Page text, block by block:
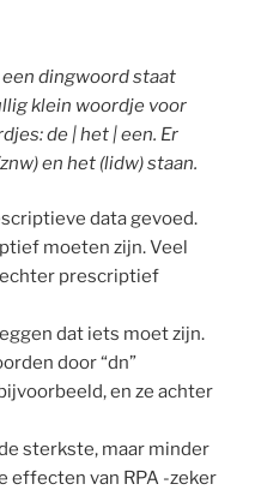
dingwoord staat
klein woordje voor
de | het | een. Er
en het (lidw) staan.
data gevoed.
moeten zijn. Veel
prescriptief
dat iets moet zijn.
door “dn”
en ze achter
sterkste, maar minder
effecten van RPA -zeker